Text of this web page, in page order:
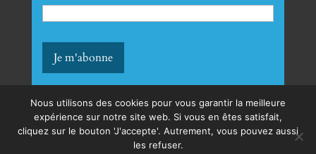
mentions légales
Nous utilisons des cookies pour vous garantir la meilleure
expérience sur notre site web. Si vous en êtes satisfait,
cliquez sur le bouton 'J'accepte'. Autrement, vous pouvez aussi
les refuser.